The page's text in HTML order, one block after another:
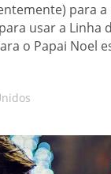
para
usar a Linha
o Papai Noel